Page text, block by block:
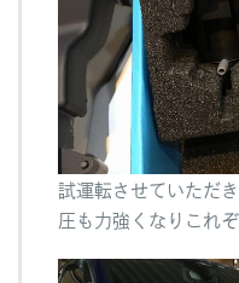
試運転させていただ
圧も力強くなりこれ